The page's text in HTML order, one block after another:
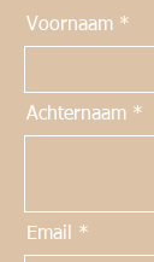
Voornaam
Achternaam
Email